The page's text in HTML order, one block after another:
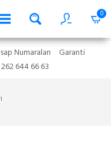
0
Numaraları
Garanti
644 66 63